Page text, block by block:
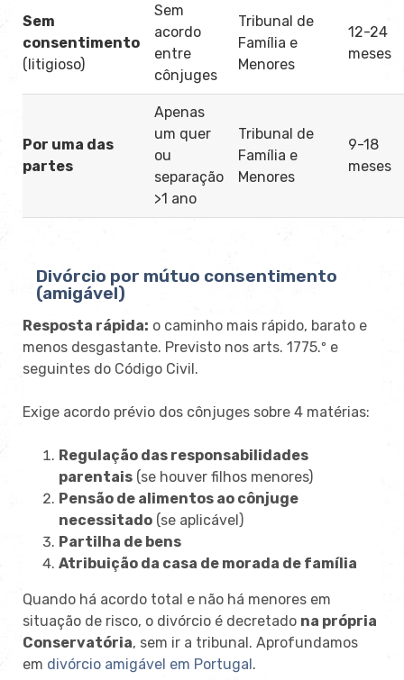
Sem
consentimento
(litigioso)
Sem
acordo
entre
cônjuges
Tribunal de
Família e
Menores
12-24
meses
Por uma das
partes
Apenas
um quer
ou
separação
>1 ano
Tribunal de
Família e
Menores
9-18
meses
Divórcio por mútuo consentimento
(amigável)
Resposta rápida: o caminho mais rápido, barato e
menos desgastante. Previsto nos arts. 1775.º e
seguintes do Código Civil.
Exige acordo prévio dos cônjuges sobre 4 matérias:
Regulação das responsabilidades
parentais (se houver filhos menores)
Pensão de alimentos ao cônjuge
necessitado (se aplicável)
Partilha de bens
Atribuição da casa de morada de família
Quando há acordo total e não há menores em
situação de risco, o divórcio é decretado na própria
Conservatória, sem ir a tribunal. Aprofundamos
em divórcio amigável em Portugal.